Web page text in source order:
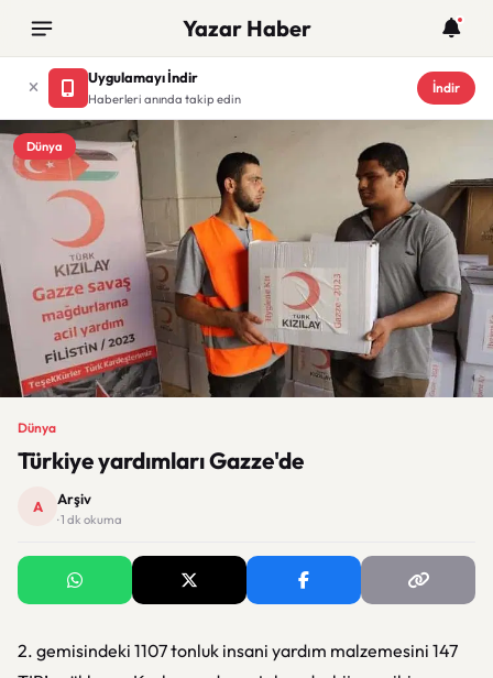
Yazar Haber
Uygulamayı İndir
Haberleri anında takip edin
İndir
Dünya
Dünya
Türkiye yardımları Gazze'de
A Arşiv
· 1 dk okuma
2. gemisindeki 1107 tonluk insani yardım malzemesini 147